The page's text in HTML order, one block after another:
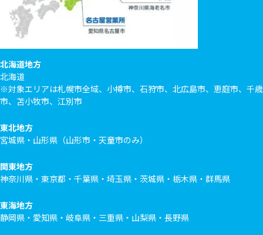
北海道地方
北海道
※対象エリアは札幌市全域、小樽市、石狩市、北広島市、恵庭市、千歳
市、苫小牧市、江別市
東北地方
宮城県・山形県（山形市・天童市のみ）
関東地方
神奈川県・東京都・千葉県・埼玉県・茨城県・栃木県・群馬県
東海地方
静岡県・愛知県・岐阜県・三重県・山梨県・長野県